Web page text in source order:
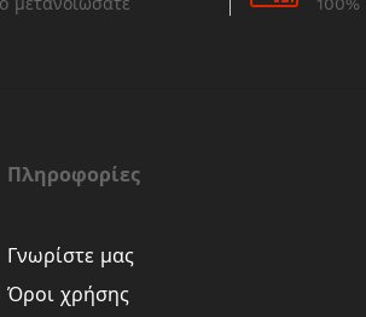
Πληροφορίες
Γνωρίστε μας
Όροι χρήσης